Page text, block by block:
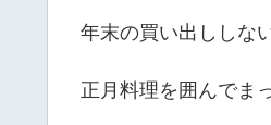
年末の買い出ししな
正月料理を囲んでま